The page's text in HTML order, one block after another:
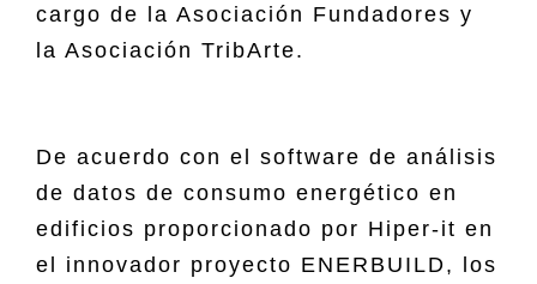
cargo de la Asociación Fundadores y
la Asociación TribArte.
De acuerdo con el software de análisis
de datos de consumo energético en
edificios proporcionado por Hiper-it en
el innovador proyecto ENERBUILD, los